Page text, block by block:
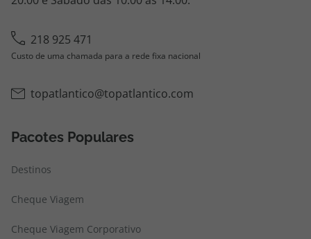
218 925 471
Custo de uma chamada para a rede fixa nacional
topatlantico@topatlantico.com
Pacotes Populares
Destinos
Cheque Viagem
Cheque Viagem Corporativo